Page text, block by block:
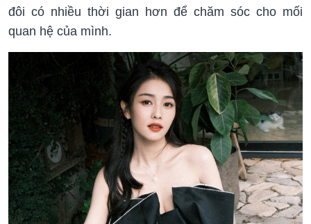
đôi có nhiều thời gian hơn để chăm sóc cho mối
quan hệ của mình.